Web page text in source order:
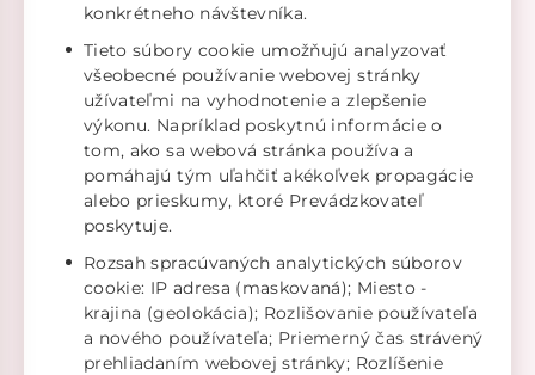
konkrétneho návštevníka.
Tieto súbory cookie umožňujú analyzovať
všeobecné používanie webovej stránky
užívateľmi na vyhodnotenie a zlepšenie
výkonu. Napríklad poskytnú informácie o
tom, ako sa webová stránka používa a
pomáhajú tým uľahčiť akékoľvek propagácie
alebo prieskumy, ktoré Prevádzkovateľ
poskytuje.
Rozsah spracúvaných analytických súborov
cookie: IP adresa (maskovaná); Miesto -
krajina (geolokácia); Rozlišovanie používateľa
a nového používateľa; Priemerný čas strávený
prehliadaním webovej stránky; Rozlíšenie